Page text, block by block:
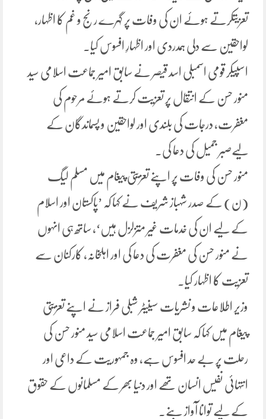
تعزیتکرتے ہوئے ان کی وفات پر گہرے رنج و غم کا اظہار،
لواحقین سے دلی ہمدردی اور اظہارِ افسوس کیا۔
اسپیکر قومی اسمبلی اسد قیصر نے سابق امیر جماعت اسلامی سید
منور حسن کے انتقال پر تعزیت کرتے ہوئے مرحوم کی
مغفرت، درجات کی بلندی اور لواحقین و پسماندگان کے
لیےصبر جمیل کی دعا کی۔
منور حسن کی وفات پر اپنے تعزیتی پیغام میں مسلم لیگ
(ن) کے صدر شہباز شریف نے کہا کہ ’پاکستان اور اسلام
کے لیے ان کی خدمات غیر متزلزل ہیں‘، ساتھ ہی انہوں
نے منور حسن کی مغفرت کی دعا کی اور اہلخانہ، کارکنان سے
تعزیت کا اظہار کیا۔
وزیر اطلاعات و نشریات سینیٹر شبلی فراز نے اپنے تعزیتی
پیغام میں کہا کہ سابق امیر جماعت اسلامی سید منور حسن کی
رحلت پر بے حد افسوس ہے، وہ جمہوریت کے داعی اور
انتہائی نفیس انسان تھے اور دنیا بھر کے مسلمانوں کے حقوق
کے لیے توانا آواز بنے۔